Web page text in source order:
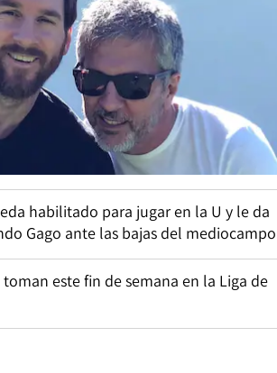
habilitado para jugar en la U y le da
Gago ante las bajas del mediocampo
toman este fin de semana en la Liga de